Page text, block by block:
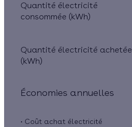
Quantité électricité
consommée (kWh)
Quantité électricité achetée
(kWh)
Économies annuelles
• Coût achat électricité